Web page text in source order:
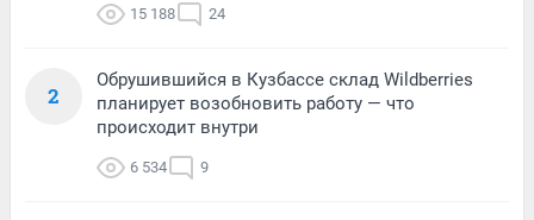
15 188 24
2
Обрушившийся в Кузбассе склад Wildberries
планирует возобновить работу — что
происходит внутри
6 534 9